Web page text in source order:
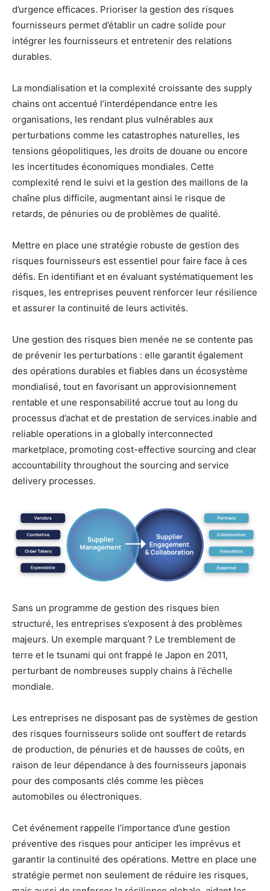
d’urgence efficaces. Prioriser la gestion des risques
fournisseurs permet d’établir un cadre solide pour
intégrer les fournisseurs et entretenir des relations
durables.
La mondialisation et la complexité croissante des supply
chains ont accentué l’interdépendance entre les
organisations, les rendant plus vulnérables aux
perturbations comme les catastrophes naturelles, les
tensions géopolitiques, les droits de douane ou encore
les incertitudes économiques mondiales. Cette
complexité rend le suivi et la gestion des maillons de la
chaîne plus difficile, augmentant ainsi le risque de
retards, de pénuries ou de problèmes de qualité.
Mettre en place une stratégie robuste de gestion des
risques fournisseurs est essentiel pour faire face à ces
défis. En identifiant et en évaluant systématiquement les
risques, les entreprises peuvent renforcer leur résilience
et assurer la continuité de leurs activités.
Une gestion des risques bien menée ne se contente pas
de prévenir les perturbations : elle garantit également
des opérations durables et fiables dans un écosystème
mondialisé, tout en favorisant un approvisionnement
rentable et une responsabilité accrue tout au long du
processus d’achat et de prestation de services.inable and
reliable operations in a globally interconnected
marketplace, promoting cost-effective sourcing and clear
accountability throughout the sourcing and service
delivery processes.
Sans un programme de gestion des risques bien
structuré, les entreprises s’exposent à des problèmes
majeurs. Un exemple marquant ? Le tremblement de
terre et le tsunami qui ont frappé le Japon en 2011,
perturbant de nombreuses supply chains à l’échelle
mondiale.
Les entreprises ne disposant pas de systèmes de gestion
des risques fournisseurs solide ont souffert de retards
de production, de pénuries et de hausses de coûts, en
raison de leur dépendance à des fournisseurs japonais
pour des composants clés comme les pièces
automobiles ou électroniques.
Cet événement rappelle l’importance d’une gestion
préventive des risques pour anticiper les imprévus et
garantir la continuité des opérations. Mettre en place une
stratégie permet non seulement de réduire les risques,